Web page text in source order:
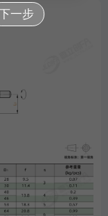
一步